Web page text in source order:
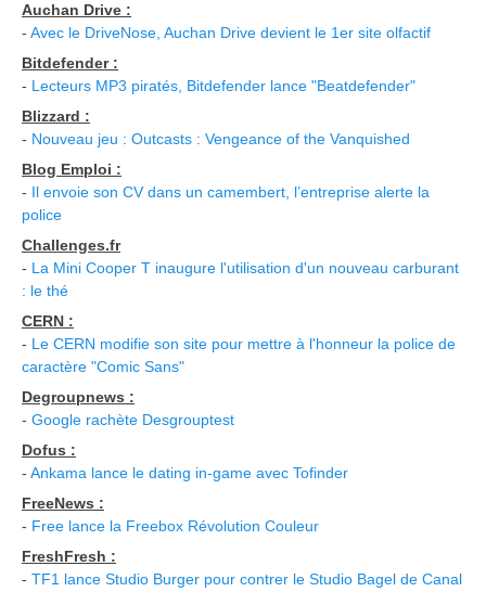
Auchan Drive :
- Avec le DriveNose, Auchan Drive devient le 1er site olfactif
Bitdefender :
- Lecteurs MP3 piratés, Bitdefender lance "Beatdefender"
Blizzard :
- Nouveau jeu : Outcasts : Vengeance of the Vanquished
Blog Emploi :
- Il envoie son CV dans un camembert, l’entreprise alerte la
police
Challenges.fr
- La Mini Cooper T inaugure l'utilisation d'un nouveau carburant
: le thé
CERN :
- Le CERN modifie son site pour mettre à l'honneur la police de
caractère "Comic Sans"
Degroupnews :
- Google rachète Desgrouptest
Dofus :
- Ankama lance le dating in-game avec Tofinder
FreeNews :
- Free lance la Freebox Révolution Couleur
FreshFresh :
- TF1 lance Studio Burger pour contrer le Studio Bagel de Canal